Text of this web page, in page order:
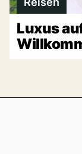
Luxus